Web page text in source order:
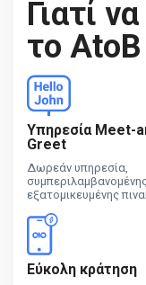
Γιατί
το
Υπηρεσία Meet-
Greet
Δωρεάν υπηρεσία,
συμπεριλαμβανομένης
εξατομικευμένης
Εύκολη κράτηση